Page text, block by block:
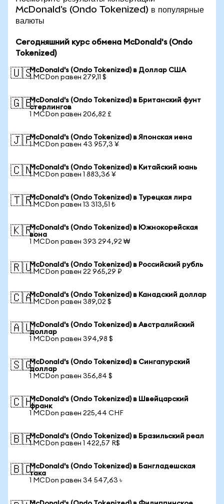
McDonald's (Ondo Tokenized) в популярные
валюты
Сегодняшний курс обмена McDonald's (Ondo
Tokenized)
🇺🇸McDonald's (Ondo Tokenized) в Доллар США
1 MCDon равен 279,11 $
🇬🇧McDonald's (Ondo Tokenized) в Британский фунт
стерлингов
1 MCDon равен 206,82 £
🇯🇵McDonald's (Ondo Tokenized) в Японская иена
1 MCDon равен 43 957,3 ¥
🇨🇳McDonald's (Ondo Tokenized) в Китайский юань
1 MCDon равен 1 883,36 ¥
🇹🇷McDonald's (Ondo Tokenized) в Турецкая лира
1 MCDon равен 13 313,51 ₺
🇰🇷McDonald's (Ondo Tokenized) в Южнокорейская
вона
1 MCDon равен 393 294,92 ₩
🇷🇺McDonald's (Ondo Tokenized) в Российский рубль
1 MCDon равен 22 965,29 ₽
🇨🇦McDonald's (Ondo Tokenized) в Канадский доллар
1 MCDon равен 389,02 $
🇦🇺McDonald's (Ondo Tokenized) в Австралийский
доллар
1 MCDon равен 394,98 $
🇸🇬McDonald's (Ondo Tokenized) в Сингапурский
доллар
1 MCDon равен 356,84 $
🇨🇭McDonald's (Ondo Tokenized) в Швейцарский
франк
1 MCDon равен 225,44 CHF
🇧🇷McDonald's (Ondo Tokenized) в Бразильский реал
1 MCDon равен 1 422,57 R$
🇧🇩McDonald's (Ondo Tokenized) в Бангладешская
така
1 MCDon равен 34 547,63 ৳